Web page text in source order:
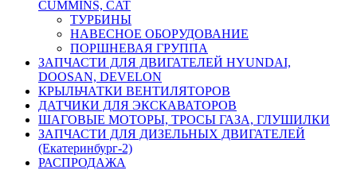
CUMMINS, CAT
ТУРБИНЫ
НАВЕСНОЕ ОБОРУДОВАНИЕ
ПОРШНЕВАЯ ГРУППА
ЗАПЧАСТИ ДЛЯ ДВИГАТЕЛЕЙ HYUNDAI,
DOOSAN, DEVELON
КРЫЛЬЧАТКИ ВЕНТИЛЯТОРОВ
ДАТЧИКИ ДЛЯ ЭКСКАВАТОРОВ
ШАГОВЫЕ МОТОРЫ, ТРОСЫ ГАЗА, ГЛУШИЛКИ
ЗАПЧАСТИ ДЛЯ ДИЗЕЛЬНЫХ ДВИГАТЕЛЕЙ
(Екатеринбург-2)
РАСПРОДАЖА